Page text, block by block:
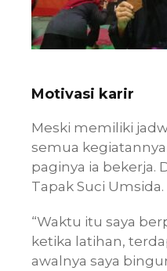
Motivasi karir
Meski memiliki
semua
paginya ia bekerja.
Tapak Suci Umsida.
“Waktu itu saya
ketika latihan,
awalnya saya